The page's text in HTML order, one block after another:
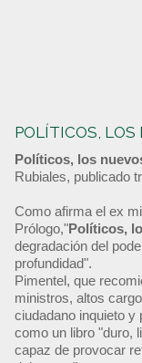
POLÍTICOS,
Políticos, los
Rubiales, publicado
Como afirma el ex
Prólogo,"Políticos,
degradación del
profundidad".
Pimentel, que
ministros, altos
ciudadano inquieto y
como un libro "duro,
capaz de provocar